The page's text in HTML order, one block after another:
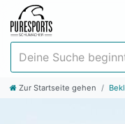
Zur Startseite gehen